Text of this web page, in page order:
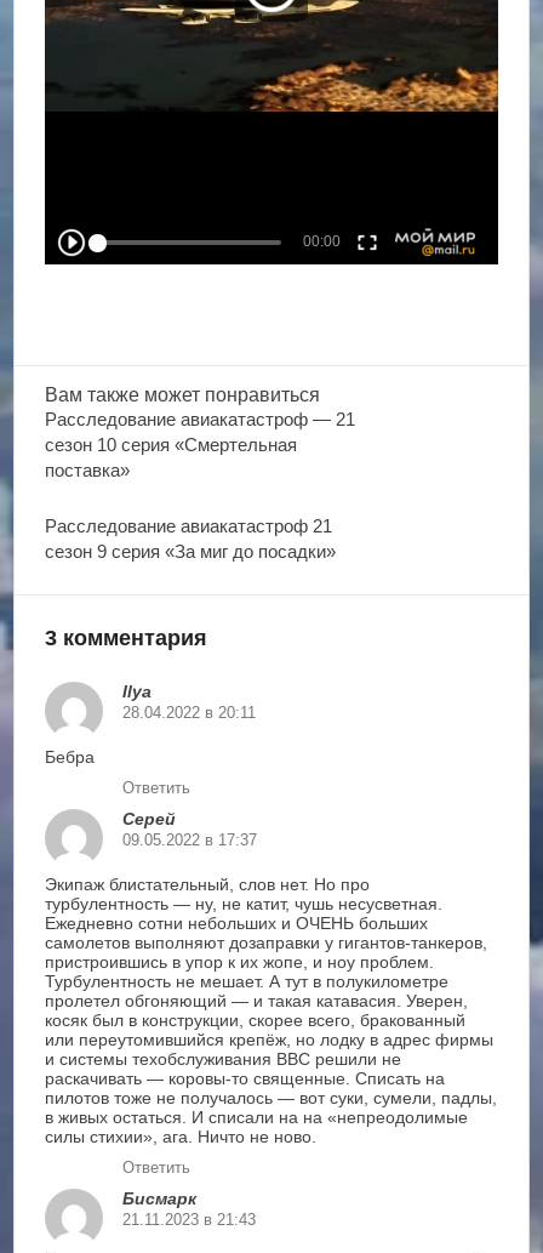
Вам также может понравиться
Расследование авиакатастроф — 21
сезон 10 серия «Смертельная
поставка»
Расследование авиакатастроф 21
сезон 9 серия «За миг до посадки»
3 комментария
Ilya
28.04.2022 в 20:11
Бебра
Ответить
Серей
09.05.2022 в 17:37
Экипаж блистательный, слов нет. Но про
турбулентность — ну, не катит, чушь несусветная.
Ежедневно сотни небольших и ОЧЕНЬ больших
самолетов выполняют дозаправки у гигантов-танкеров,
пристроившись в упор к их жопе, и ноу проблем.
Турбулентность не мешает. А тут в полукилометре
пролетел обгоняющий — и такая катавасия. Уверен,
косяк был в конструкции, скорее всего, бракованный
или переутомившийся крепёж, но лодку в адрес фирмы
и системы техобслуживания ВВС решили не
раскачивать — коровы-то священные. Списать на
пилотов тоже не получалось — вот суки, сумели, падлы,
в живых остаться. И списали на на «непреодолимые
силы стихии», ага. Ничто не ново.
Ответить
Бисмарк
21.11.2023 в 21:43